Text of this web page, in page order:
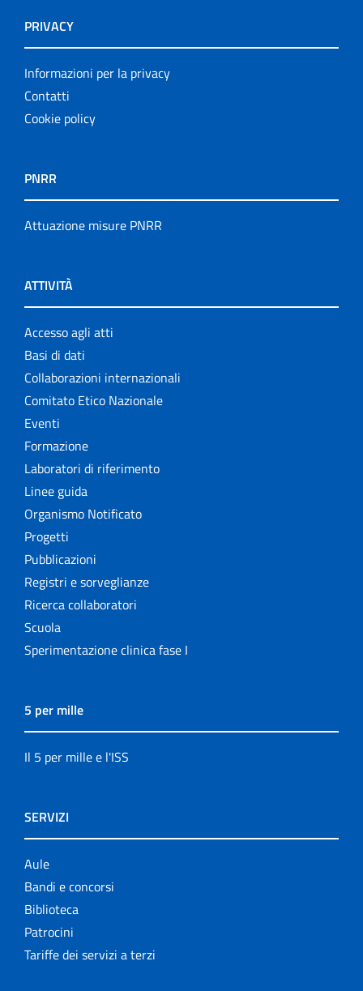
PRIVACY
Informazioni per la privacy
Contatti
Cookie policy
PNRR
Attuazione misure PNRR
ATTIVITÀ
Accesso agli atti
Basi di dati
Collaborazioni internazionali
Comitato Etico Nazionale
Eventi
Formazione
Laboratori di riferimento
Linee guida
Organismo Notificato
Progetti
Pubblicazioni
Registri e sorveglianze
Ricerca collaboratori
Scuola
Sperimentazione clinica fase I
5 per mille
Il 5 per mille e l'ISS
SERVIZI
Aule
Bandi e concorsi
Biblioteca
Patrocini
Tariffe dei servizi a terzi